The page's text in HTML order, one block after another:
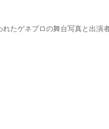
たゲネプロの舞台写真と出演